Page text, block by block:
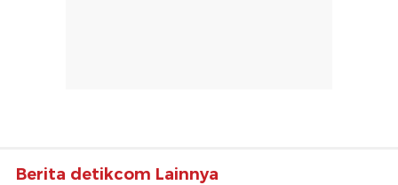
Berita detikcom Lainnya